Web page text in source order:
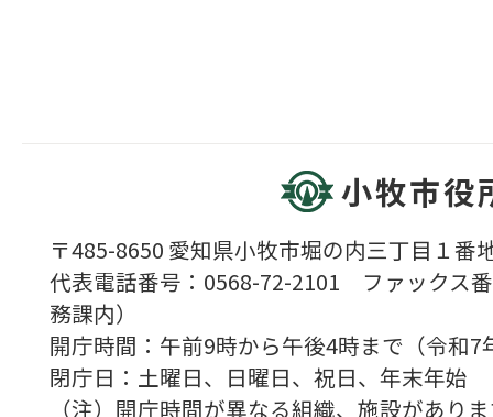
小牧市役
〒485-8650 愛知県小牧市堀の内三丁目１番
代表電話番号：0568-72-2101 ファックス
務課内）
開庁時間：午前9時から午後4時まで（令
閉庁日：土曜日、日曜日、祝日、年末年始
（注）開庁時間が異なる組織、施設があり